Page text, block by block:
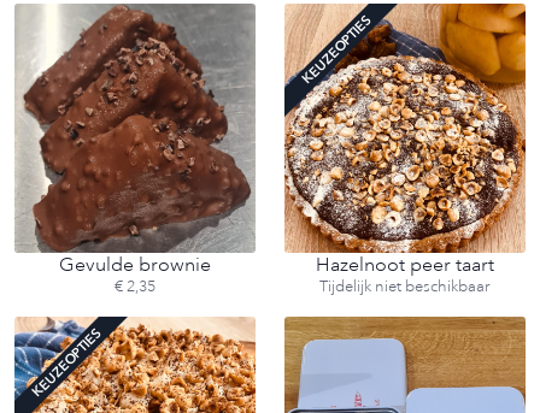
Gevulde brownie
€ 2,35
KEUZEOPTIES
Hazelnoot peer taart
Tijdelijk niet beschikbaar
KEUZEOPTIES